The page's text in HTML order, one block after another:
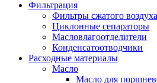
Фильтрация
Фильтры сжатого воздуха
Циклонные сепараторы
Масловлагоотделители
Конденсатоотводчики
Расходные материалы
Масло
Масло для